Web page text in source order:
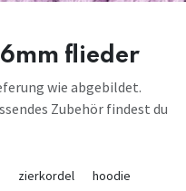
flieder
wie abgebildet.
Zubehör findest du
zierkordel
hoodie